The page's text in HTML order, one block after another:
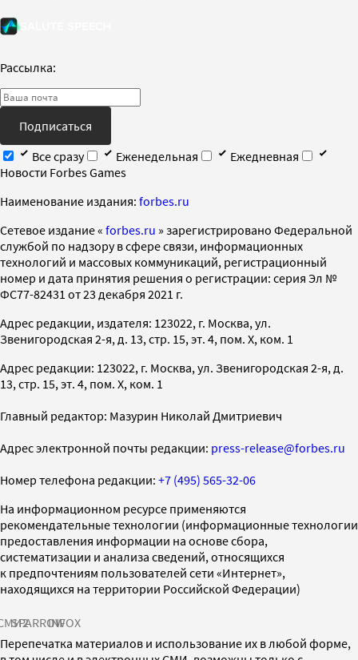
Рассылка:
Подписаться
Все сразу
Еженедельная
Ежедневная
Новости Forbes Games
Наименование издания: forbes.ru
Cетевое издание « forbes.ru » зарегистрировано Федеральной
службой по надзору в сфере связи, информационных
технологий и массовых коммуникаций, регистрационный
номер и дата принятия решения о регистрации: серия Эл №
ФС77-82431 от 23 декабря 2021 г.
Адрес редакции, издателя: 123022, г. Москва, ул.
Звенигородская 2-я, д. 13, стр. 15, эт. 4, пом. X, ком. 1
Адрес редакции: 123022, г. Москва, ул. Звенигородская 2-я, д.
13, стр. 15, эт. 4, пом. X, ком. 1
Главный редактор: Мазурин Николай Дмитриевич
Адрес электронной почты редакции: press-release@forbes.ru
Номер телефона редакции: +7 (495) 565-32-06
На информационном ресурсе применяются
рекомендательные технологии (информационные технологии
предоставления информации на основе сбора,
систематизации и анализа сведений, относящихся
к предпочтениям пользователей сети «Интернет»,
находящихся на территории Российской Федерации)
SPARROWINFOX
Перепечатка материалов и использование их в любой форме,